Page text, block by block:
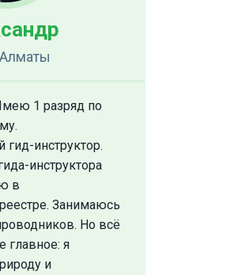
1 разряд по
инструктор.
инструктора
в
Занимаюсь
Но всё
главное: я
и